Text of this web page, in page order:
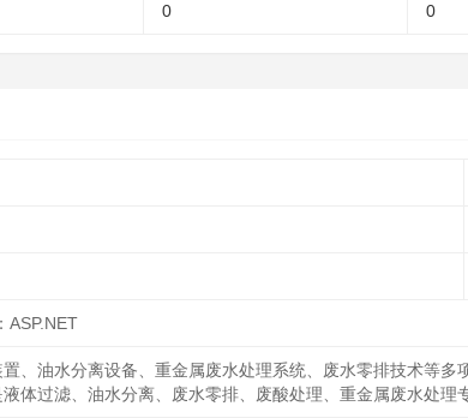
0 0
ASP.NET
、油水分离设备、重金属废水处理系统、废水零排技术等多
体过滤、油水分离、废水零排、废酸处理、重金属废水处理